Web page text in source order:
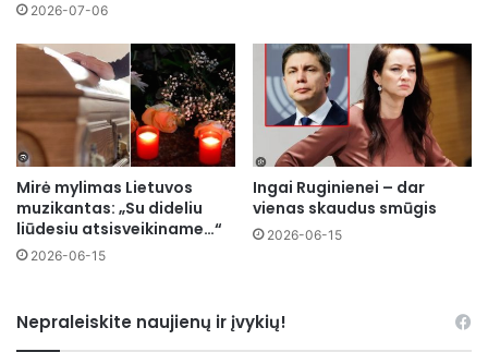
2026-07-06
Mirė mylimas Lietuvos
muzikantas: „Su dideliu
liūdesiu atsisveikiname…“
2026-06-15
Ingai Ruginienei – dar
vienas skaudus smūgis
2026-06-15
Nepraleiskite naujienų ir įvykių!